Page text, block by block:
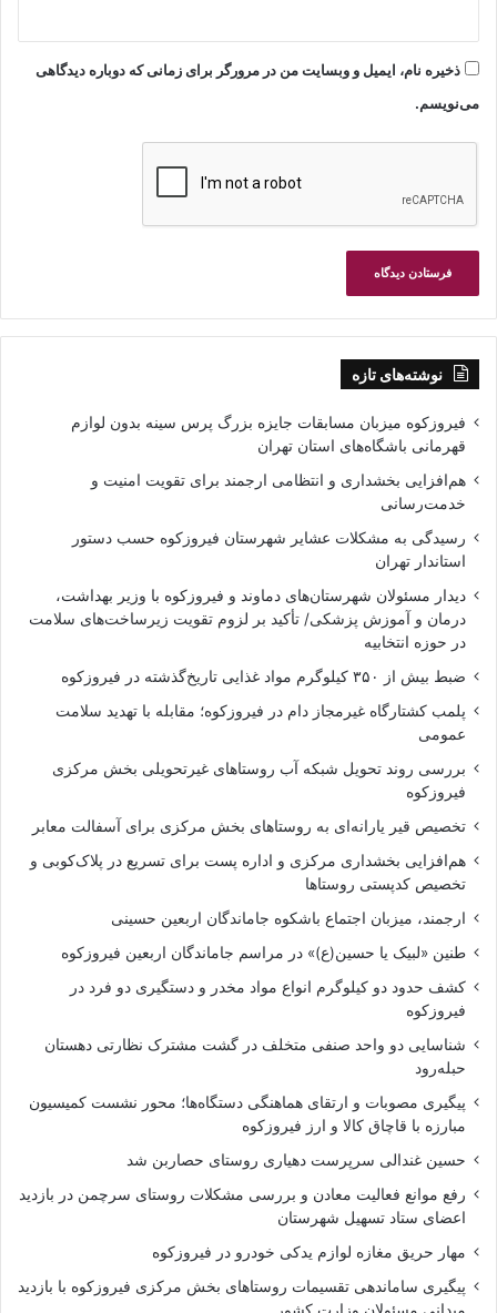
ذخیره نام، ایمیل و وبسایت من در مرورگر برای زمانی که دوباره دیدگاهی
می‌نویسم.
نوشته‌های تازه
فیروزکوه میزبان مسابقات جایزه بزرگ پرس سینه بدون لوازم
قهرمانی باشگاه‌های استان تهران
هم‌افزایی بخشداری و انتظامی ارجمند برای تقویت امنیت و
خدمت‌رسانی
رسیدگی به مشکلات عشایر شهرستان فیروزکوه حسب دستور
استاندار تهران
دیدار مسئولان شهرستان‌های دماوند و فیروزکوه با وزیر بهداشت،
درمان و آموزش پزشکی/ تأکید بر لزوم تقویت زیرساخت‌های سلامت
در حوزه انتخابیه
ضبط بیش از ۳۵۰ کیلوگرم مواد غذایی تاریخ‌گذشته در فیروزکوه
پلمب کشتارگاه غیرمجاز دام در فیروزکوه؛ مقابله با تهدید سلامت
عمومی
بررسی روند تحویل شبکه آب روستاهای غیرتحویلی بخش مرکزی
فیروزکوه
تخصیص قیر یارانه‌ای به روستاهای بخش مرکزی برای آسفالت معابر
هم‌افزایی بخشداری مرکزی و اداره پست برای تسریع در پلاک‌کوبی و
تخصیص کدپستی روستاها
ارجمند، میزبان اجتماع باشکوه جاماندگان اربعین حسینی
طنین «لبیک یا حسین(ع)» در مراسم جاماندگان اربعین فیروزکوه
کشف حدود دو کیلوگرم انواع مواد مخدر و دستگیری دو فرد در
فیروزکوه
شناسایی دو واحد صنفی متخلف در گشت مشترک نظارتی دهستان
حبله‌رود
پیگیری مصوبات و ارتقای هماهنگی دستگاه‌ها؛ محور نشست کمیسیون
مبارزه با قاچاق کالا و ارز فیروزکوه
حسین غندالی سرپرست دهیاری روستای حصاربن شد
رفع موانع فعالیت معادن و بررسی مشکلات روستای سرچمن در بازدید
اعضای ستاد تسهیل شهرستان
مهار حریق مغازه لوازم یدکی خودرو در فیروزکوه
پیگیری ساماندهی تقسیمات روستاهای بخش مرکزی فیروزکوه با بازدید
میدانی مسئولان وزارت کشور